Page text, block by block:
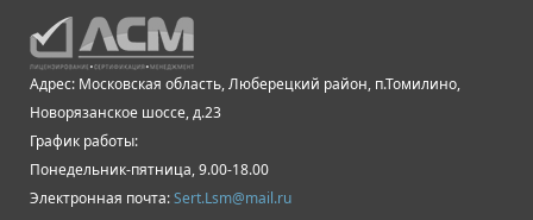
Адрес: Московская область, Люберецкий район, п.Томилино,
Новорязанское шоссе, д.23
График работы:
Понедельник-пятница, 9.00-18.00
Электронная почта:Sert.Lsm@mail.ru